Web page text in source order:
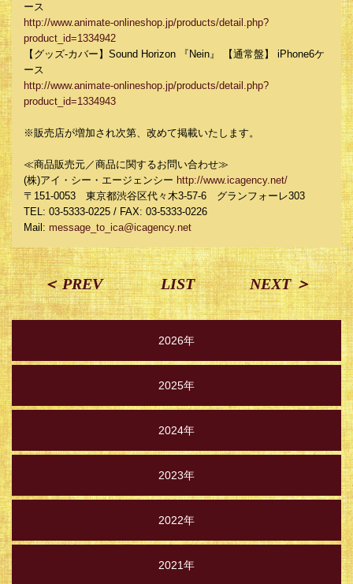
ース
http://www.animate-onlineshop.jp/products/detail.php?
product_id=1334942
【グッズ-カバー】Sound Horizon 『Nein』 【通常盤】 iPhone6ケ
ース
http://www.animate-onlineshop.jp/products/detail.php?
product_id=1334943
※販売店が増加され次第、改めて掲載いたします。
≪商品販売元／商品に関するお問い合わせ≫
(株)アイ・シー・エージェンシー http://www.icagency.net/
〒151-0053 東京都渋谷区代々木3-57-6 グランフォーレ303
TEL: 03-5333-0225 / FAX: 03-5333-0226
Mail: message_to_ica@icagency.net
＜ PREV LIST NEXT ＞
2026年
2025年
2024年
2023年
2022年
2021年